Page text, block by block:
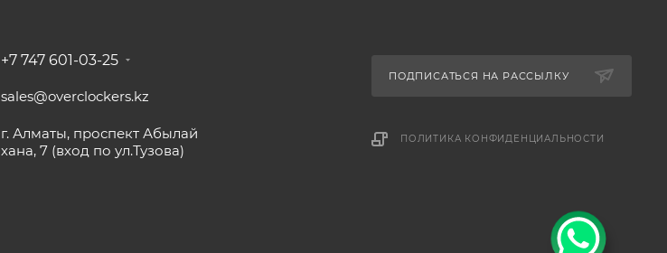
+7 747 601-03-25
sales@overclockers.kz
г. Алматы, проспект Абылай
хана, 7 (вход по ул.Тузова)
ПОДПИСАТЬСЯ НА РАССЫЛКУ
ПОЛИТИКА КОНФИДЕНЦИАЛЬНОСТИ